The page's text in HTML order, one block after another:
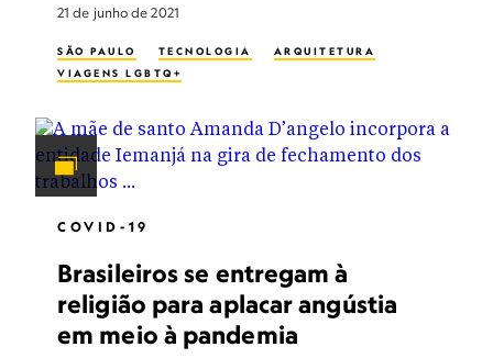
21 de junho de 2021
SÃO PAULO TECNOLOGIA
ARQUITETURA
VIAGENS LGBTQ+
COVID-19
Brasileiros se entregam à
religião para aplacar angústia
em meio à pandemia